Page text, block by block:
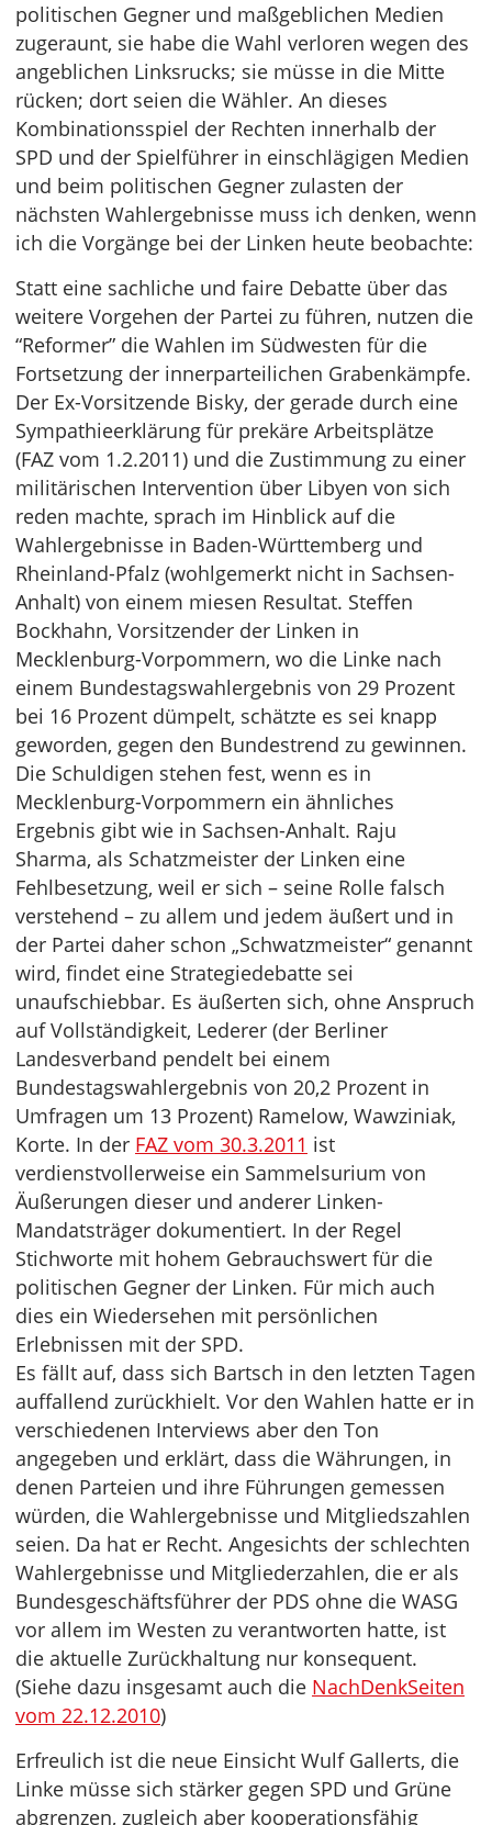
politischen Gegner und maßgeblichen Medien
zugeraunt, sie habe die Wahl verloren wegen des
angeblichen Linksrucks; sie müsse in die Mitte
rücken; dort seien die Wähler. An dieses
Kombinationsspiel der Rechten innerhalb der
SPD und der Spielführer in einschlägigen Medien
und beim politischen Gegner zulasten der
nächsten Wahlergebnisse muss ich denken, wenn
ich die Vorgänge bei der Linken heute beobachte:
Statt eine sachliche und faire Debatte über das
weitere Vorgehen der Partei zu führen, nutzen die
“Reformer” die Wahlen im Südwesten für die
Fortsetzung der innerparteilichen Grabenkämpfe.
Der Ex-Vorsitzende Bisky, der gerade durch eine
Sympathieerklärung für prekäre Arbeitsplätze
(FAZ vom 1.2.2011) und die Zustimmung zu einer
militärischen Intervention über Libyen von sich
reden machte, sprach im Hinblick auf die
Wahlergebnisse in Baden-Württemberg und
Rheinland-Pfalz (wohlgemerkt nicht in Sachsen-
Anhalt) von einem miesen Resultat. Steffen
Bockhahn, Vorsitzender der Linken in
Mecklenburg-Vorpommern, wo die Linke nach
einem Bundestagswahlergebnis von 29 Prozent
bei 16 Prozent dümpelt, schätzte es sei knapp
geworden, gegen den Bundestrend zu gewinnen.
Die Schuldigen stehen fest, wenn es in
Mecklenburg-Vorpommern ein ähnliches
Ergebnis gibt wie in Sachsen-Anhalt. Raju
Sharma, als Schatzmeister der Linken eine
Fehlbesetzung, weil er sich – seine Rolle falsch
verstehend – zu allem und jedem äußert und in
der Partei daher schon „Schwatzmeister“ genannt
wird, findet eine Strategiedebatte sei
unaufschiebbar. Es äußerten sich, ohne Anspruch
auf Vollständigkeit, Lederer (der Berliner
Landesverband pendelt bei einem
Bundestagswahlergebnis von 20,2 Prozent in
Umfragen um 13 Prozent) Ramelow, Wawziniak,
Korte. In der FAZ vom 30.3.2011 ist
verdienstvollerweise ein Sammelsurium von
Äußerungen dieser und anderer Linken-
Mandatsträger dokumentiert. In der Regel
Stichworte mit hohem Gebrauchswert für die
politischen Gegner der Linken. Für mich auch
dies ein Wiedersehen mit persönlichen
Erlebnissen mit der SPD.
Es fällt auf, dass sich Bartsch in den letzten Tagen
auffallend zurückhielt. Vor den Wahlen hatte er in
verschiedenen Interviews aber den Ton
angegeben und erklärt, dass die Währungen, in
denen Parteien und ihre Führungen gemessen
würden, die Wahlergebnisse und Mitgliedszahlen
seien. Da hat er Recht. Angesichts der schlechten
Wahlergebnisse und Mitgliederzahlen, die er als
Bundesgeschäftsführer der PDS ohne die WASG
vor allem im Westen zu verantworten hatte, ist
die aktuelle Zurückhaltung nur konsequent.
(Siehe dazu insgesamt auch die NachDenkSeiten
vom 22.12.2010)
Erfreulich ist die neue Einsicht Wulf Gallerts, die
Linke müsse sich stärker gegen SPD und Grüne
abgrenzen, zugleich aber kooperationsfähig